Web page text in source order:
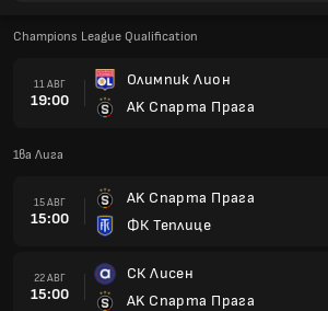
Champions League Qualification
11 АВГ
19:00
Олимпик Лион
AK Спарта Прага
1ва Лига
15 АВГ
15:00
AK Спарта Прага
ФК Теплице
22 АВГ
15:00
СК Лисен
AK Спарта Прага